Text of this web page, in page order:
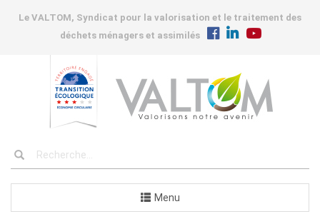
Le VALTOM, Syndicat pour la valorisation et le traitement des
déchets ménagers et assimilés
Menu